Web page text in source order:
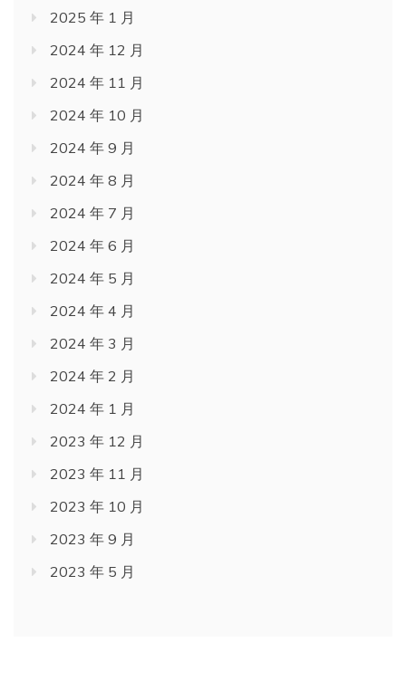
2025 年 1 月
2024 年 12 月
2024 年 11 月
2024 年 10 月
2024 年 9 月
2024 年 8 月
2024 年 7 月
2024 年 6 月
2024 年 5 月
2024 年 4 月
2024 年 3 月
2024 年 2 月
2024 年 1 月
2023 年 12 月
2023 年 11 月
2023 年 10 月
2023 年 9 月
2023 年 5 月